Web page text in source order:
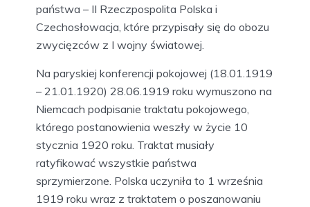
państwa – II Rzeczpospolita Polska i
Czechosłowacja, które przypisały się do obozu
zwycięzców z I wojny światowej.
Na paryskiej konferencji pokojowej (18.01.1919
– 21.01.1920) 28.06.1919 roku wymuszono na
Niemcach podpisanie traktatu pokojowego,
którego postanowienia weszły w życie 10
stycznia 1920 roku. Traktat musiały
ratyfikować wszystkie państwa
sprzymierzone. Polska uczyniła to 1 września
1919 roku wraz z traktatem o poszanowaniu